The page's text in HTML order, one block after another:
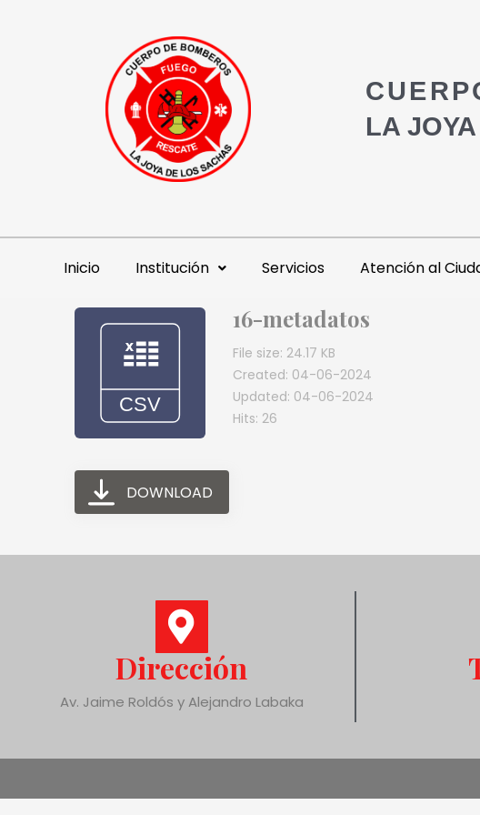
LA
Inicio Institución Servicios Atención al
16-metadatos
File size: 24.17 KB
Created: 04-06-2024
Updated: 04-06-2024
Hits: 26
DOWNLOAD
Dirección
Av. Jaime Roldós y Alejandro Labaka